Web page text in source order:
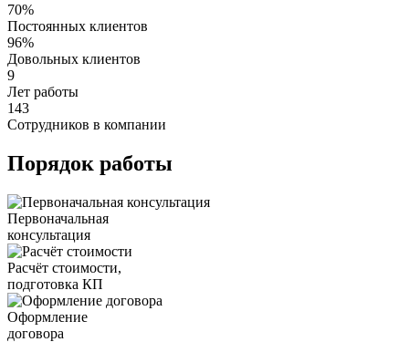
70%
Постоянных клиентов
96%
Довольных клиентов
9
Лет работы
143
Сотрудников в компании
Порядок работы
Первоначальная
консультация
Расчёт стоимости,
подготовка КП
Оформление
договора